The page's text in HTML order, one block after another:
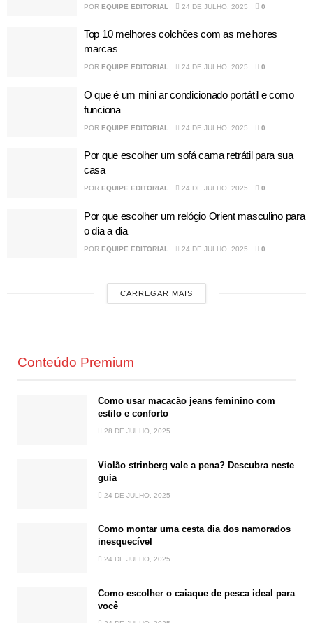
POR EQUIPE EDITORIAL 24 DE JULHO, 2025 0
Top 10 melhores colchões com as melhores
marcas
POR EQUIPE EDITORIAL 24 DE JULHO, 2025 0
O que é um mini ar condicionado portátil e como
funciona
POR EQUIPE EDITORIAL 24 DE JULHO, 2025 0
Por que escolher um sofá cama retrátil para sua
casa
POR EQUIPE EDITORIAL 24 DE JULHO, 2025 0
Por que escolher um relógio Orient masculino para
o dia a dia
POR EQUIPE EDITORIAL 24 DE JULHO, 2025 0
CARREGAR MAIS
Conteúdo Premium
Como usar macacão jeans feminino com
estilo e conforto
28 DE JULHO, 2025
Violão strinberg vale a pena? Descubra neste
guia
24 DE JULHO, 2025
Como montar uma cesta dia dos namorados
inesquecível
24 DE JULHO, 2025
Como escolher o caiaque de pesca ideal para
você